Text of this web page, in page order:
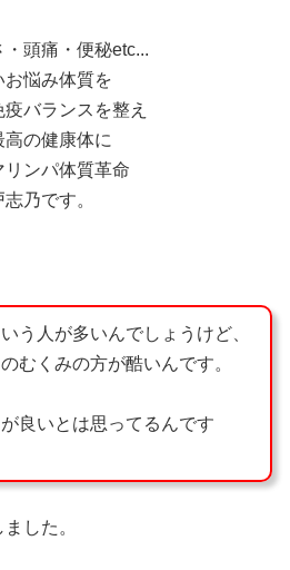
頭痛・便秘etc...
悩み体質を
バランスを整え
の健康体に
ンパ体質革命
乃です。
う人が多いんでしょうけど、
むくみの方が酷いんです。
良いとは思ってるんです
した。